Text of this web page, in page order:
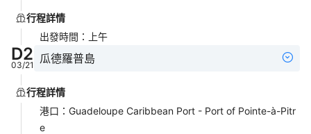
行程詳情
出發時間 ： 上午
D2
03/21 瓜德羅普島
行程詳情
港口 ： Guadeloupe Caribbean Port - Port of Pointe-à-Pitr
e